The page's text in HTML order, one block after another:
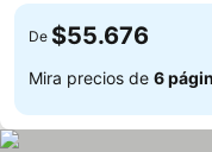
De $55.676
Mira precios de 6